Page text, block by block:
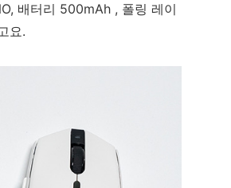
배터리 500mAh , 폴링 레이
요.